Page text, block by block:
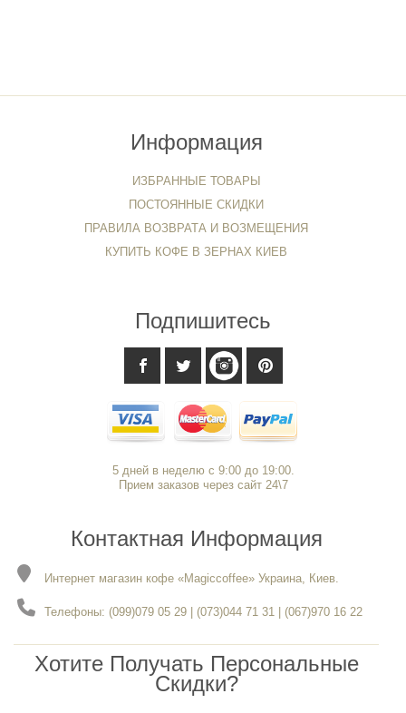
Информация
ИЗБРАННЫЕ ТОВАРЫ
ПОСТОЯННЫЕ СКИДКИ
ПРАВИЛА ВОЗВРАТА И ВОЗМЕЩЕНИЯ
КУПИТЬ КОФЕ В ЗЕРНАХ КИЕВ
Подпишитесь
5 дней в неделю с 9:00 до 19:00.
Прием заказов через сайт 24\7
Контактная Информация
Интернет магазин кофе «Magiccoffee» Украина, Киев.
Телефоны: (099)079 05 29 | (073)044 71 31 | (067)970 16 22
Хотите Получать Персональные
Скидки?